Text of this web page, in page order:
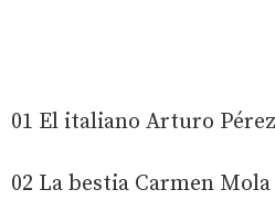
01 El italiano Arturo
02 La bestia Carmen